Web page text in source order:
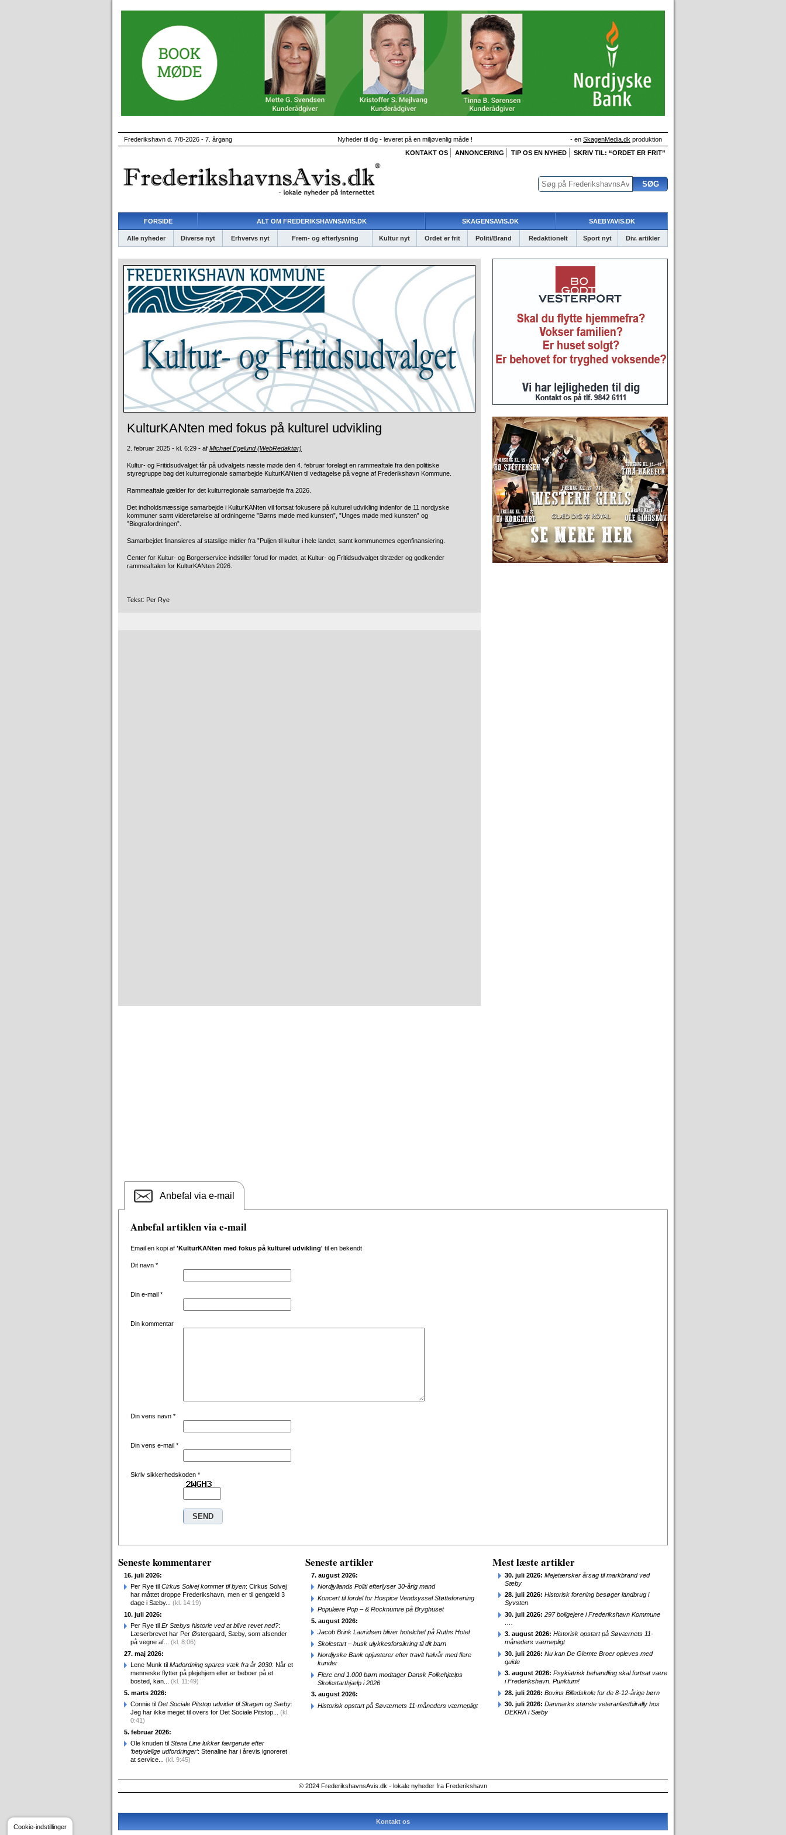
Frederikshavn d. 7/8-2026 - 7. årgang Nyheder til dig - leveret på en miljøvenlig måde ! - en SkagenMedia.dk produktion
KONTAKT OS
ANNONCERING TIP OS EN NYHED SKRIV TIL: “ORDET ER FRIT”
FORSIDE ALT OM FREDERIKSHAVNSAVIS.DK SKAGENSAVIS.DK SAEBYAVIS.DK
Alle nyheder Diverse nyt Erhvervs nyt Frem- og efterlysning Kultur nyt Ordet er frit Politi/Brand Redaktionelt Sport nyt Div. artikler
KulturKANten med fokus på kulturel udvikling
2. februar 2025 - kl. 6:29 - af Michael Egelund (WebRedaktør)
Kultur- og Fritidsudvalget får på udvalgets næste møde den 4. februar forelagt en rammeaftale fra den politiske
styregruppe bag det kulturregionale samarbejde KulturKANten til vedtagelse på vegne af Frederikshavn Kommune.
Rammeaftale gælder for det kulturregionale samarbejde fra 2026.
Det indholdsmæssige samarbejde i KulturKANten vil fortsat fokusere på kulturel udvikling indenfor de 11 nordjyske
kommuner samt videreførelse af ordningerne ”Børns møde med kunsten”, ”Unges møde med kunsten” og
”Biografordningen”.
Samarbejdet finansieres af statslige midler fra ”Puljen til kultur i hele landet, samt kommunernes egenfinansiering.
Center for Kultur- og Borgerservice indstiller forud for mødet, at Kultur- og Fritidsudvalget tiltræder og godkender
rammeaftalen for KulturKANten 2026.
Tekst: Per Rye
Anbefal via e-mail
Anbefal artiklen via e-mail
Email en kopi af 'KulturKANten med fokus på kulturel udvikling' til en bekendt
Dit navn *
Din e-mail *
Din kommentar
Din vens navn *
Din vens e-mail *
Skriv sikkerhedskoden *
Seneste kommentarer
16. juli 2026:
Per Rye til Cirkus Solvej kommer til byen: Cirkus Solvej
har måttet droppe Frederikshavn, men er til gengæld 3
dage i Sæby... (kl. 14:19)
10. juli 2026:
Per Rye til Er Sæbys historie ved at blive revet ned?:
Læserbrevet har Per Østergaard, Sæby, som afsender
på vegne af... (kl. 8:06)
27. maj 2026:
Lene Munk til Madordning spares væk fra år 2030: Når et
menneske flytter på plejehjem eller er beboer på et
bosted, kan... (kl. 11:49)
5. marts 2026:
Connie til Det Sociale Pitstop udvider til Skagen og Sæby:
Jeg har ikke meget til overs for Det Sociale Pitstop... (kl.
0:41)
5. februar 2026:
Ole knuden til Stena Line lukker færgerute efter
‘betydelige udfordringer’: Stenaline har i årevis ignoreret
at service... (kl. 9:45)
Seneste artikler
7. august 2026:
Nordjyllands Politi efterlyser 30-årig mand
Koncert til fordel for Hospice Vendsyssel Støtteforening
Populære Pop – & Rocknumre på Bryghuset
5. august 2026:
Jacob Brink Lauridsen bliver hotelchef på Ruths Hotel
Skolestart – husk ulykkesforsikring til dit barn
Nordjyske Bank opjusterer efter travlt halvår med flere
kunder
Flere end 1.000 børn modtager Dansk Folkehjælps
Skolestarthjælp i 2026
3. august 2026:
Historisk opstart på Søværnets 11-måneders værnepligt
Mest læste artikler
30. juli 2026: Mejetærsker årsag til markbrand ved
Sæby
28. juli 2026: Historisk forening besøger landbrug i
Syvsten
30. juli 2026: 297 boligejere i Frederikshavn Kommune
….
3. august 2026: Historisk opstart på Søværnets 11-
måneders værnepligt
30. juli 2026: Nu kan De Glemte Broer opleves med
guide
3. august 2026: Psykiatrisk behandling skal fortsat være
i Frederikshavn. Punktum!
28. juli 2026: Bovins Billedskole for de 8-12-årige børn
30. juli 2026: Danmarks største veteranlastbilrally hos
DEKRA i Sæby
© 2024 FrederikshavnsAvis.dk - lokale nyheder fra Frederikshavn
Kontakt os
Cookie-indstillinger